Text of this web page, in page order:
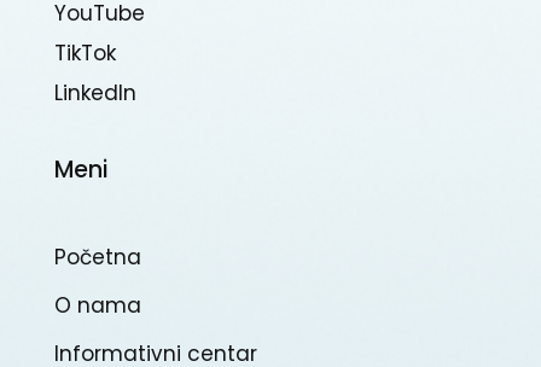
YouTube
TikTok
Linkedln
Meni
Početna
O nama
Informativni centar